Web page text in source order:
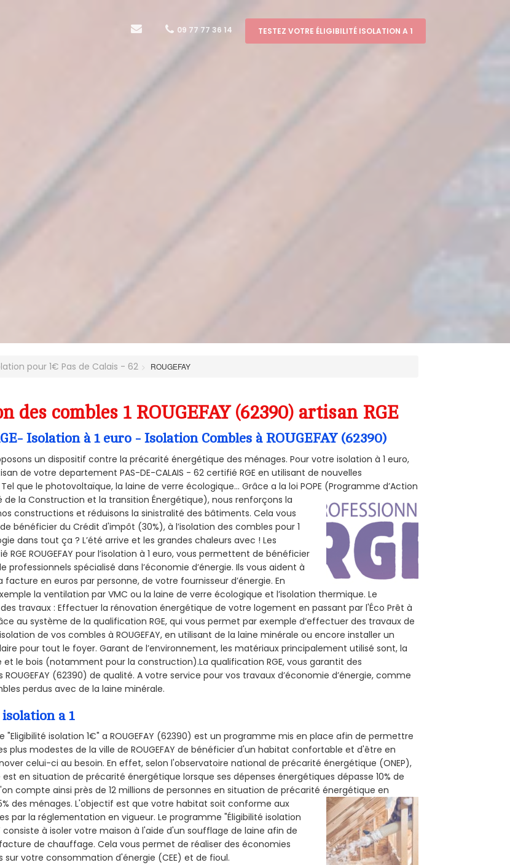
09 77 77 36 14 TESTEZ VOTRE ÉLIGIBILITÉ ISOLATION A 1
pour 1€ Pas de Calais - 62 ROUGEFAY
des combles 1 ROUGEFAY (62390) artisan RGE
Isolation à 1 euro - Isolation Combles à ROUGEFAY (62390)
un dispositif contre la précarité énergétique des ménages. Pour votre isolation à 1 euro,
de votre departement PAS-DE-CALAIS - 62 certifié RGE en utilisant de nouvelles
que le photovoltaïque, la laine de verre écologique... Grâce a la loi POPE (Programme d’Action
de la Construction et la transition Énergétique), nous renforçons la
constructions et réduisons la sinistralité des bâtiments. Cela vous
bénéficier du Crédit d'impôt (30%), à l’isolation des combles pour 1
dans tout ça ? L’été arrive et les grandes chaleurs avec ! Les
RGE ROUGEFAY pour l’isolation à 1 euro, vous permettent de bénéficier
professionnels spécialisé dans l’économie d’énergie. Ils vous aident à
facture en euros par personne, de votre fournisseur d’énergie. En
la ventilation par VMC ou la laine de verre écologique et l’isolation thermique. Le
travaux : Effectuer la rénovation énergétique de votre logement en passant par l'Éco Prêt à
au système de la qualification RGE, qui vous permet par exemple d’effectuer des travaux de
de vos combles à ROUGEFAY, en utilisant de la laine minérale ou encore installer un
pour tout le foyer. Garant de l’environnement, les matériaux principalement utilisé sont, la
et le bois (notamment pour la construction).La qualification RGE, vous garantit des
ROUGEFAY (62390) de qualité. A votre service pour vos travaux d’économie d’énergie, comme
perdus avec de la laine minérale.
a 1
"Eligibilité isolation 1€" a ROUGEFAY (62390) est un programme mis en place afin de permettre
plus modestes de la ville de ROUGEFAY de bénéficier d'un habitat confortable et d'être en
celui-ci au besoin. En effet, selon l'observatoire national de précarité énergétique (ONEP),
en situation de précarité énergétique lorsque ses dépenses énergétiques dépasse 10% de
compte ainsi près de 12 millions de personnes en situation de précarité énergétique en
des ménages.L'objectif est que votre habitat soit conforme aux
par la réglementation en vigueur. Le programme "Éligibilité isolation
consiste à isoler votre maison à l'aide d'un soufflage de laine afin de
de chauffage. Cela vous permet de réaliser des économies
sur votre consommation d'énergie (CEE) et de fioul.